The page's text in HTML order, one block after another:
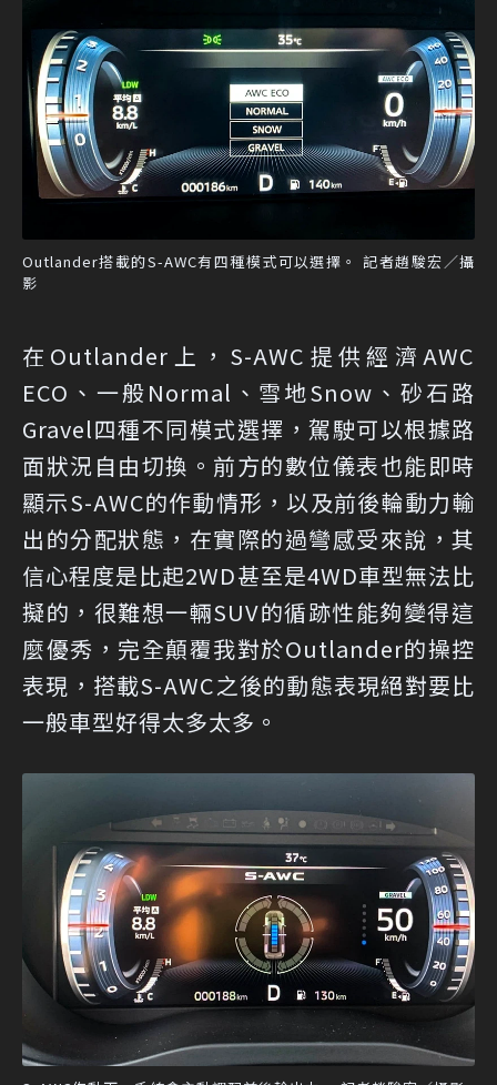
Outlander搭載的S-AWC有四種模式可以選擇。 記者趙駿宏／攝
影
在Outlander上，S-AWC提供經濟AWC
ECO、一般Normal、雪地Snow、砂石路
Gravel四種不同模式選擇，駕駛可以根據路
面狀況自由切換。前方的數位儀表也能即時
顯示S-AWC的作動情形，以及前後輪動力輸
出的分配狀態，在實際的過彎感受來說，其
信心程度是比起2WD甚至是4WD車型無法比
擬的，很難想一輛SUV的循跡性能夠變得這
麼優秀，完全顛覆我對於Outlander的操控
表現，搭載S-AWC之後的動態表現絕對要比
一般車型好得太多太多。